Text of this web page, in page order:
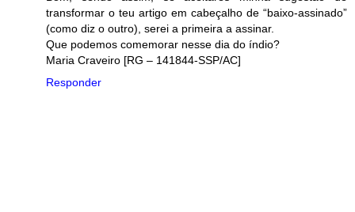
transformar o teu artigo em cabeçalho de “baixo-assinado”
(como diz o outro), serei a primeira a assinar.
Que podemos comemorar nesse dia do índio?
Maria Craveiro [RG – 141844-SSP/AC]
Responder